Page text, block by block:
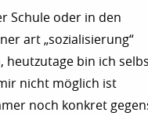
Schule oder in den
art „sozialisierung“
heutzutage bin ich
nicht möglich ist
noch konkret